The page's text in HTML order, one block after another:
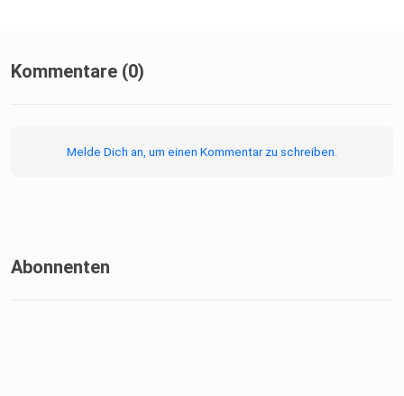
Kommentare (0)
Melde Dich an, um einen Kommentar zu schreiben.
Abonnenten